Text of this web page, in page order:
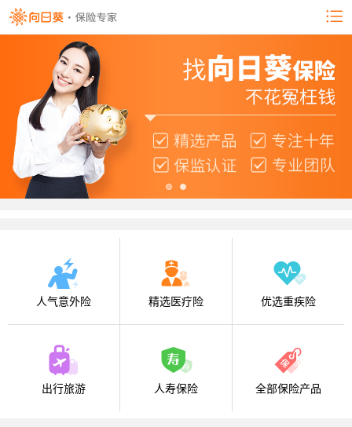
人气意外险 精选医疗险 优选重疾险
出行旅游 人寿保险 全部保险产品